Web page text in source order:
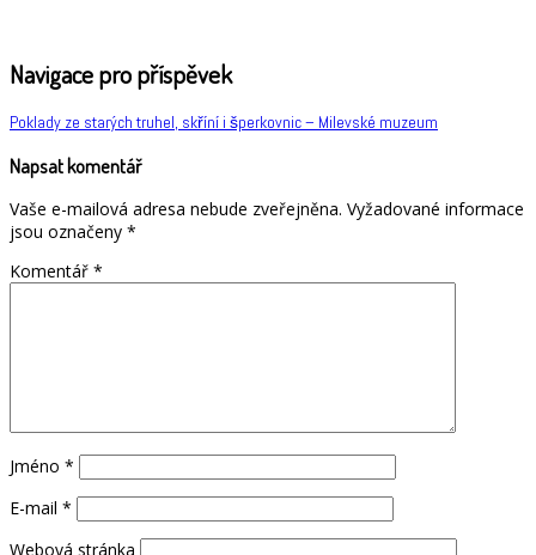
Navigace pro příspěvek
Poklady ze starých truhel, skříní i šperkovnic – Milevské muzeum
Napsat komentář
Vaše e-mailová adresa nebude zveřejněna. Vyžadované informace
jsou označeny *
Komentář *
Jméno *
E-mail *
Webová stránka